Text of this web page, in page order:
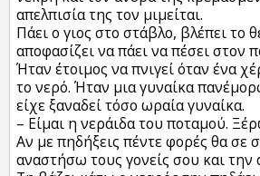
απελπισία της τον μιμείται.
Πάει ο γιος στο στάβλο, βλέπει το
αποφασίζει να πάει να πέσει στον
Ήταν έτοιμος να πνιγεί όταν ένα
το νερό. Ήταν μια γυναίκα
είχε ξαναδεί τόσο ωραία γυναίκα.
– Είμαι η νεράιδα του ποταμού.
Αν με πηδήξεις πέντε φορές θα σε
αναστήσω τους γονείς σου και την